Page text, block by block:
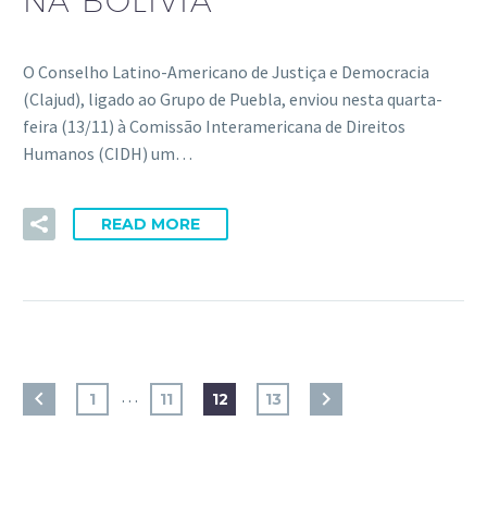
O Conselho Latino-Americano de Justiça e Democracia
(Clajud), ligado ao Grupo de Puebla, enviou nesta quarta-
feira (13/11) à Comissão Interamericana de Direitos
Humanos (CIDH) um…
READ MORE
1 … 11 12 13